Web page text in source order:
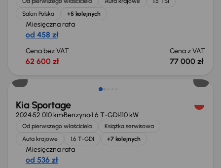
Salon Polska
+5 kolejnych
Miesięczna rata
od 458 zł
Cena bez VAT
62 600 zł
Cena z VAT
77 000 zł
Możliwość odliczenia VAT
Kia Sportage
202452 010 kmBenzyna1.6 T-GDI110 kW
Od pierwszego właściciela
Książka serwisowa
Auta krajowe
1.6 T-GDI +7 kolejnych
Miesięczna rata
od 536 zł